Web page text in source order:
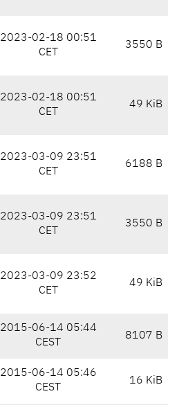
2023-02-18 00:51
CET
3550 B
2023-02-18 00:51
CET
49 KiB
2023-03-09 23:51
CET
6188 B
2023-03-09 23:51
CET
3550 B
2023-03-09 23:52
CET
49 KiB
2015-06-14 05:44
CEST
8107 B
2015-06-14 05:46
CEST
16 KiB